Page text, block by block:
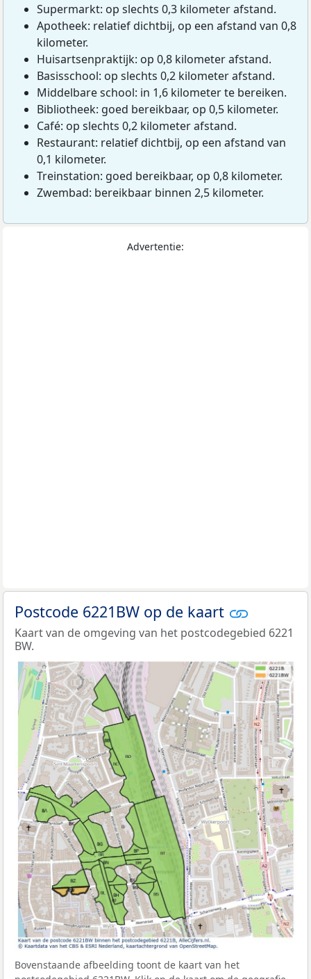
Supermarkt: op slechts 0,3 kilometer afstand.
Apotheek: relatief dichtbij, op een afstand van 0,8
kilometer.
Huisartsenpraktijk: op 0,8 kilometer afstand.
Basisschool: op slechts 0,2 kilometer afstand.
Middelbare school: in 1,6 kilometer te bereiken.
Bibliotheek: goed bereikbaar, op 0,5 kilometer.
Café: op slechts 0,2 kilometer afstand.
Restaurant: relatief dichtbij, op een afstand van
0,1 kilometer.
Treinstation: goed bereikbaar, op 0,8 kilometer.
Zwembad: bereikbaar binnen 2,5 kilometer.
Advertentie:
Postcode 6221BW op de kaart
Kaart van de omgeving van het postcodegebied 6221
BW.
Bovenstaande afbeelding toont de kaart van het